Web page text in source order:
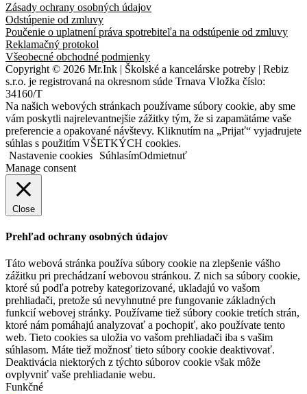
Zásady ochrany osobných údajov
Odstúpenie od zmluvy
Poučenie o uplatnení práva spotrebiteľa na odstúpenie od zmluvy
Reklamačný protokol
Všeobecné obchodné podmienky
Copyright © 2026 Mr.Ink | Školské a kancelárske potreby | Rebiz
s.r.o. je registrovaná na okresnom súde Trnava Vložka číslo:
34160/T
Na našich webových stránkach používame súbory cookie, aby sme
vám poskytli najrelevantnejšie zážitky tým, že si zapamätáme vaše
preferencie a opakované návštevy. Kliknutím na „Prijať“ vyjadrujete
súhlas s použitím VŠETKÝCH cookies.
Nastavenie cookies
SúhlasímOdmietnuť
Manage consent
Close
Prehľad ochrany osobných údajov
Táto webová stránka používa súbory cookie na zlepšenie vášho
zážitku pri prechádzaní webovou stránkou. Z nich sa súbory cookie,
ktoré sú podľa potreby kategorizované, ukladajú vo vašom
prehliadači, pretože sú nevyhnutné pre fungovanie základných
funkcií webovej stránky. Používame tiež súbory cookie tretích strán,
ktoré nám pomáhajú analyzovať a pochopiť, ako používate tento
web. Tieto cookies sa uložia vo vašom prehliadači iba s vašim
súhlasom. Máte tiež možnosť tieto súbory cookie deaktivovať.
Deaktivácia niektorých z týchto súborov cookie však môže
ovplyvniť vaše prehliadanie webu.
Funkčné